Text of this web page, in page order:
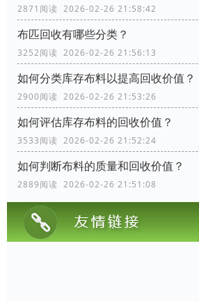
2871阅读 2026-02-26 21:58:42
布匹回收有哪些分类？
3252阅读 2026-02-26 21:56:13
如何分类库存布料以提高回收价值？
2900阅读 2026-02-26 21:53:26
如何评估库存布料的回收价值？
3533阅读 2026-02-26 21:52:24
如何判断布料的质量和回收价值？
2889阅读 2026-02-26 21:51:08